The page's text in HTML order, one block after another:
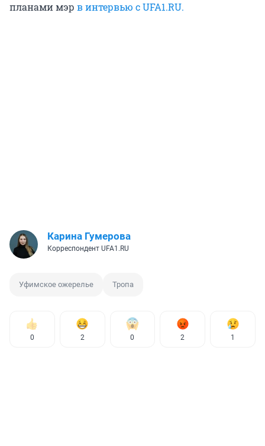
планами мэр в интервью с UFA1.RU.
Карина Гумерова
Корреспондент UFA1.RU
Уфимское ожерелье Тропа
0 2 0 2 1